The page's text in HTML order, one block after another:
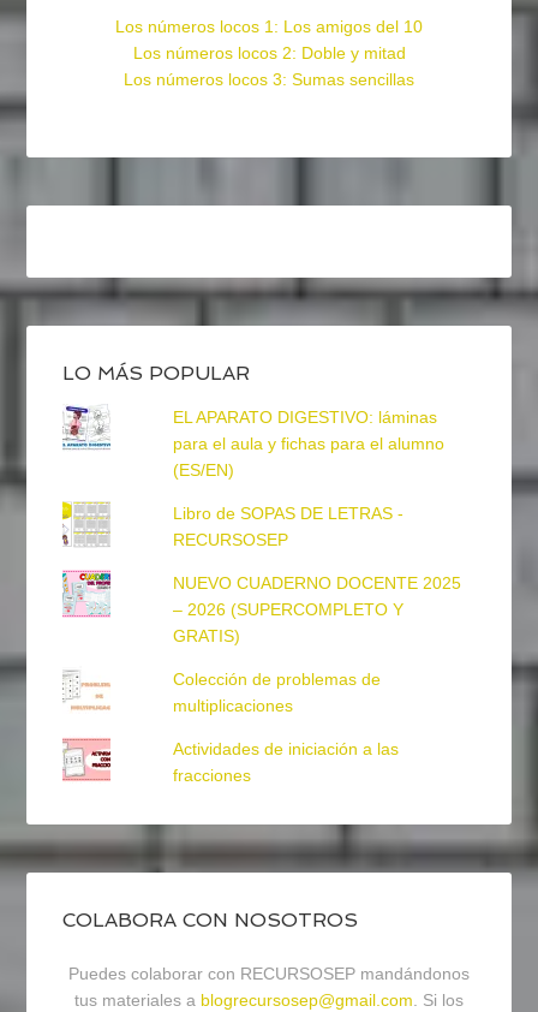
Los números locos 1: Los amigos del 10
Los números locos 2: Doble y mitad
Los números locos 3: Sumas sencillas
LO MÁS POPULAR
EL APARATO DIGESTIVO: láminas
para el aula y fichas para el alumno
(ES/EN)
Libro de SOPAS DE LETRAS -
RECURSOSEP
NUEVO CUADERNO DOCENTE 2025
– 2026 (SUPERCOMPLETO Y
GRATIS)
Colección de problemas de
multiplicaciones
Actividades de iniciación a las
fracciones
COLABORA CON NOSOTROS
Puedes colaborar con RECURSOSEP mandándonos
tus materiales a blogrecursosep@gmail.com. Si los